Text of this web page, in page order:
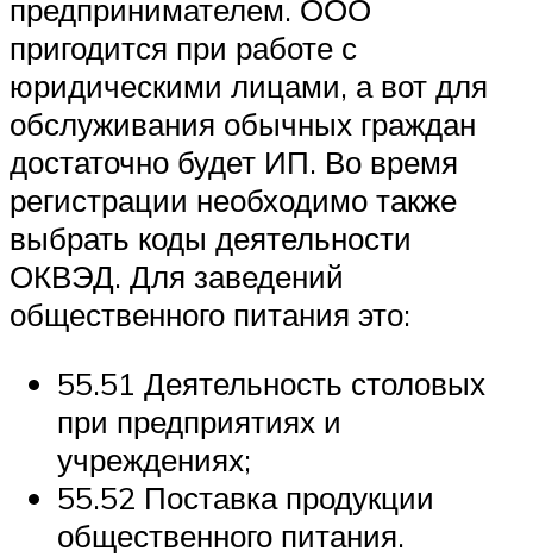
предпринимателем. ООО
пригодится при работе с
юридическими лицами, а вот для
обслуживания обычных граждан
достаточно будет ИП. Во время
регистрации необходимо также
выбрать коды деятельности
ОКВЭД. Для заведений
общественного питания это:
55.51 Деятельность столовых
при предприятиях и
учреждениях;
55.52 Поставка продукции
общественного питания.